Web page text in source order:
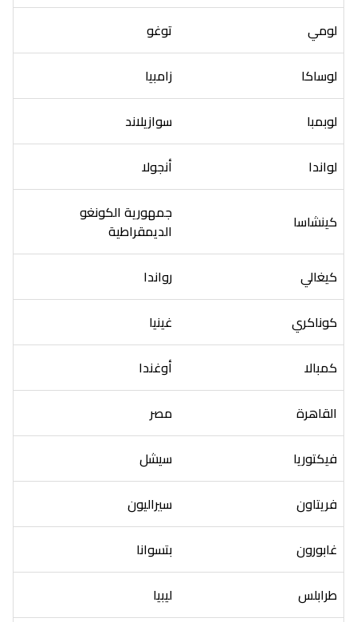
لومي
توغو
لوساكا
زامبيا
لوبمبا
سوازيلاند
لواندا
أنجولا
كينشاسا
جمهورية الكونغو
الديمقراطية
كيغالي
رواندا
كوناكري
غينيا
كمبالا
أوغندا
القاهرة
مصر
فيكتوريا
سيشل
فريتاون
سيراليون
غابورون
بتسوانا
طرابلس
ليبيا